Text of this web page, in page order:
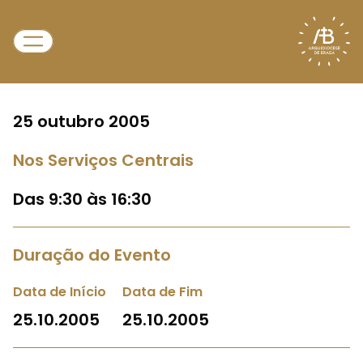
25 outubro 2005
Nos Serviços Centrais
Das 9:30 às 16:30
Duração do Evento
Data de Início
25.10.2005
Data de Fim
25.10.2005